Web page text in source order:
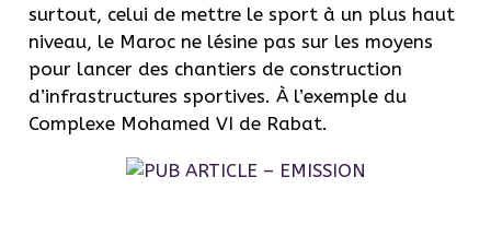
surtout, celui de mettre le sport à un plus haut
niveau, le Maroc ne lésine pas sur les moyens
pour lancer des chantiers de construction
d’infrastructures sportives. À l’exemple du
Complexe Mohamed VI de Rabat.